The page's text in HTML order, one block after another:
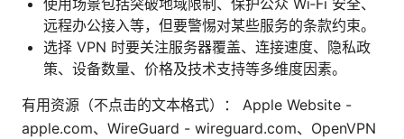
使用场景包括突破地域限制、保护公众 Wi‑Fi 安全、
远程办公接入等，但要警惕对某些服务的条款约束。
选择 VPN 时要关注服务器覆盖、连接速度、隐私政
策、设备数量、价格及技术支持等多维度因素。
有用资源（不点击的文本格式）： Apple Website -
apple.com、WireGuard - wireguard.com、OpenVPN